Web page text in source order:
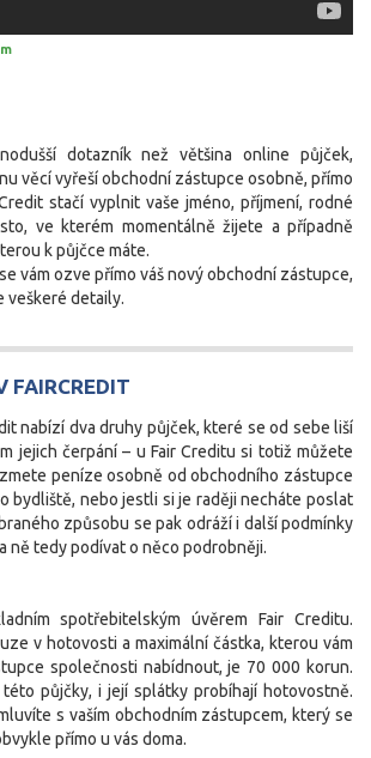
dotazník než většina online půjček,
věcí vyřeší obchodní zástupce osobně, přímo
stačí vyplnit vaše jméno, příjmení, rodné
ve kterém momentálně žijete a případně
k půjčce máte.
vám ozve přímo váš nový obchodní zástupce,
veškeré detaily.
FAIRCREDIT
nabízí dva druhy půjček, které se od sebe liší
jejich čerpání – u Fair Creditu si totiž můžete
peníze osobně od obchodního zástupce
bydliště, nebo jestli si je raději necháte poslat
způsobu se pak odráží i další podmínky
ně tedy podívat o něco podrobněji.
spotřebitelským úvěrem Fair Creditu.
v hotovosti a maximální částka, kterou vám
společnosti nabídnout, je 70 000 korun.
půjčky, i její splátky probíhají hotovostně.
s vaším obchodním zástupcem, který se
přímo u vás doma.